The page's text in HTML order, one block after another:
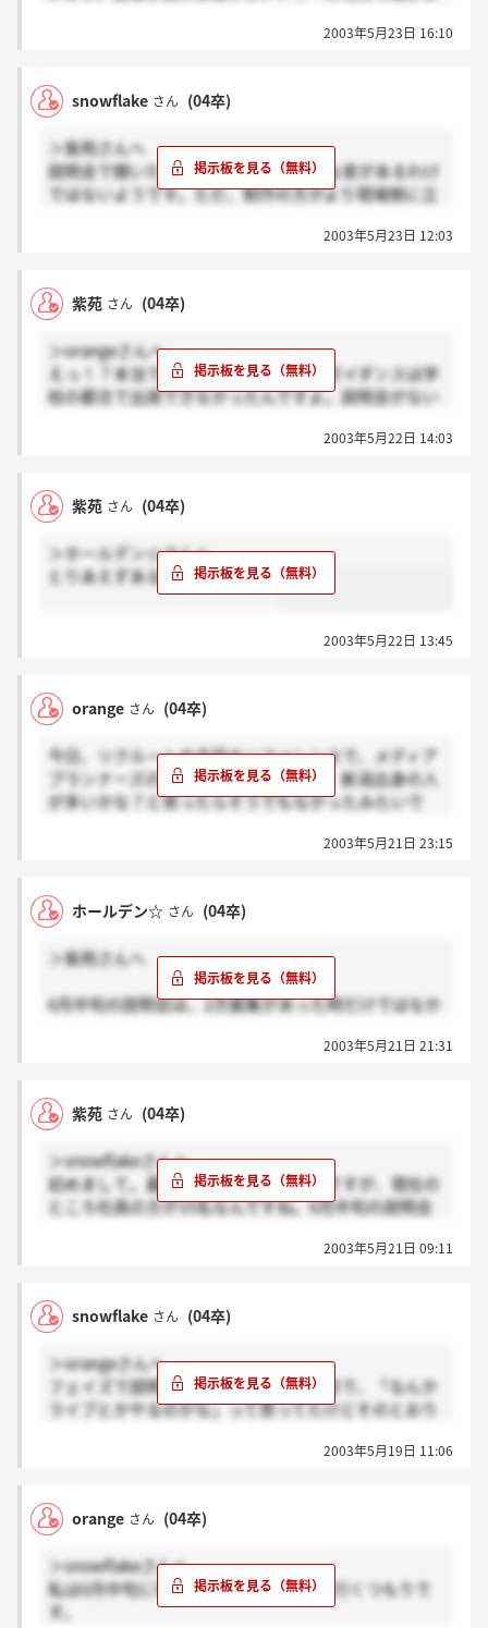
2003年5月23日 16:10
snowflake さん (04卒)
＞紫苑さんへ
説明会で聞いたら、営業と制作に大きな差があるわけ
ではないようです。ただ、制作の方がより現場側に立
私は初め合説に行ったのですが、時間がないため他に
質問のある人はメールでお願いしますと言われまし
ことは聞けばいいと思います。出てないから不利だっ
て事はないと思いますよ☆
2003年5月23日 12:03
紫苑 さん (04卒)
＞orangeさんへ
えっ！？本当ですか？私、昨日の合同ガイダンスは学
校の都合で出席できなかったんですよ。説明会がない
かねぇ？このまま書類を提出して良いんでしょうか？
か...。営業と製作がありますが、どちらを希望した方
が良いのか...？パニック状態です！！
2003年5月22日 14:03
紫苑 さん (04卒)
＞ホールデン☆さんへ
とりあえずあるみたいですね。
2003年5月22日 13:45
orange さん (04卒)
今日、リクルートの合同カンファレンスで、メディア
プランナーズの説明を聞いてきました。新潟出身の人
が多いかな？と思ったらそうでもなかったみたいで
よ。課題等ホームページで確認してくださいと言われ
ました。6／2までということで結構焦ってます…。
2003年5月21日 23:15
ホールデン☆ さん (04卒)
＞紫苑さんへ
6月中旬の説明会は、2次募集があった時だけではなか
2003年5月21日 21:31
紫苑 さん (04卒)
＞snowflakeさんへ
初めまして。最近この会社を知ったのですが、現在の
ところ社員の方が15名なんですね。6月中旬の説明会
ころ、試験難しそうですね。新潟まで行って駄目だっ
2003年5月21日 09:11
snowflake さん (04卒)
＞orangeさんへ
フェイズで説明会をやるって聞いた時点で、「なんか
ライブとかやるのかな」って思ってたけどそのとおり
何とかそれっぽい文章になってセーフでした。
結果届きましたよ！私は今月末に第二次選考に望みま
す。
お互いによい結果がでるといいですね☆
2003年5月19日 11:06
orange さん (04卒)
＞snowflakeさんへ
私は6月中旬に行われる予定の説明会に行くつもりで
す。